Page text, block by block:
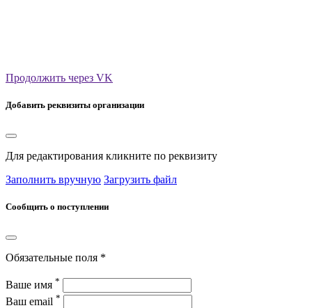
Продолжить через VK
Добавить реквизиты организации
Для редактирования кликните по реквизиту
Заполнить вручную Загрузить файл
Сообщить о поступлении
Обязательные поля *
Ваше имя *
Ваш email *